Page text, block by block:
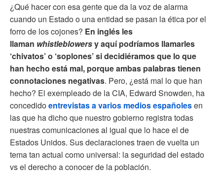
¿Qué hacer con esa gente que da la voz de alarma
cuando un Estado o una entidad se pasan la ética por el
forro de los cojones? En inglés les
llaman whistleblowersy aquí podríamos llamarles
‘chivatos’ o ‘soplones’ si decidiéramos que lo que
han hecho está mal, porque ambas palabras tienen
connotaciones negativas. Pero, ¿está mal lo que han
hecho? El exempleado de la CIA, Edward Snowden, ha
concedidoentrevistas a varios medios españolesen
las que ha dicho que nuestro gobierno registra todas
nuestras comunicaciones al igual que lo hace el de
Estados Unidos. Sus declaraciones traen de vuelta un
tema tan actual como universal: la seguridad del estado
vs el derecho a conocer de la población.